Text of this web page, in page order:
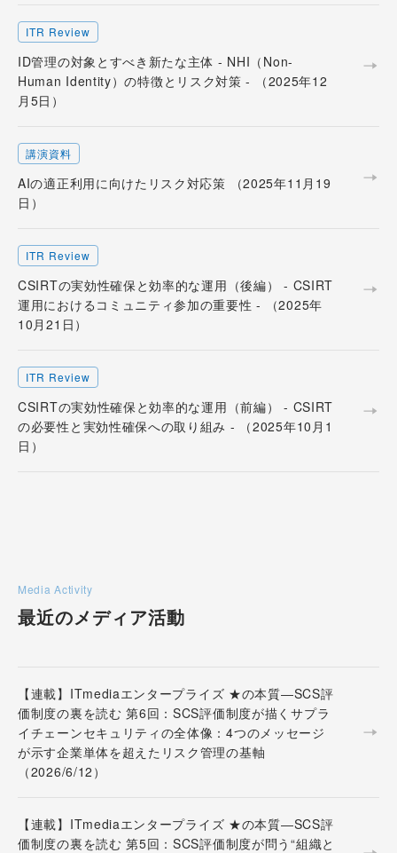
ITR Review
ID管理の対象とすべき新たな主体 - NHI（Non-
Human Identity）の特徴とリスク対策 - （2025年12
月5日）
講演資料
AIの適正利用に向けたリスク対応策 （2025年11月19
日）
ITR Review
CSIRTの実効性確保と効率的な運用（後編） - CSIRT
運用におけるコミュニティ参加の重要性 - （2025年
10月21日）
ITR Review
CSIRTの実効性確保と効率的な運用（前編） - CSIRT
の必要性と実効性確保への取り組み - （2025年10月1
日）
Media Activity
最近のメディア活動
【連載】ITmediaエンタープライズ ★の本質―SCS評
価制度の裏を読む 第6回：SCS評価制度が描くサプラ
イチェーンセキュリティの全体像：4つのメッセージ
が示す企業単体を超えたリスク管理の基軸
（2026/6/12）
【連載】ITmediaエンタープライズ ★の本質―SCS評
価制度の裏を読む 第5回：SCS評価制度が問う“組織と